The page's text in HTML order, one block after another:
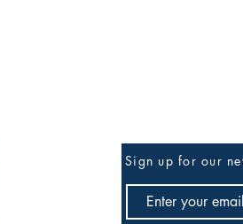
Sign up for our